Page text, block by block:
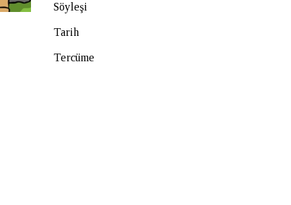
Söyleşi
Tarih
Tercüme